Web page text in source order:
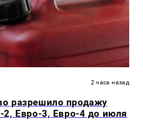
2 часа назад
разрешило продажу
2, Евро-3, Евро-4 до июля